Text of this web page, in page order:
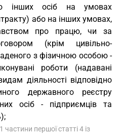
інших осіб на умовах
або на інших умовах,
про працю, чи за
(крім цивільно-
з фізичною особою -
роботи (надавані
діяльності відповідно
державного реєстру
осіб - підприємців та
частини першої статті 4 із